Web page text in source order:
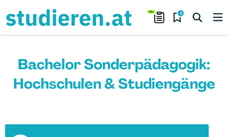
0
Bachelor Sonderpädagogik:
Hochschulen & Studiengänge